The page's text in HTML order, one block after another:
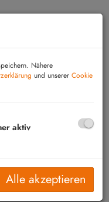
Nähere
und unserer Cookie
aktiv
Alle akzeptieren